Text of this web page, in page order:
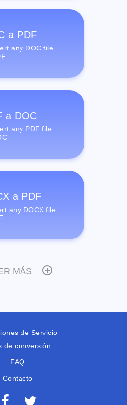
a PDF
any DOC file
a DOC
any PDF file
a PDF
any DOCX file
MÁS
de Servicio
de conversión
FAQ
Contacto